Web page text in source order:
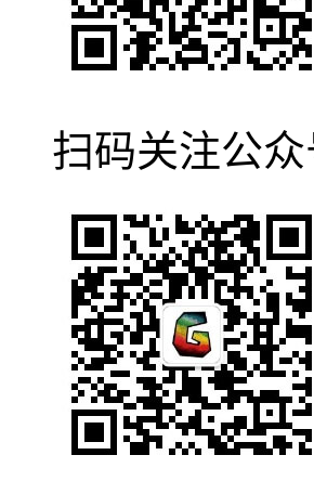
扫码关注公众
Yo动图说